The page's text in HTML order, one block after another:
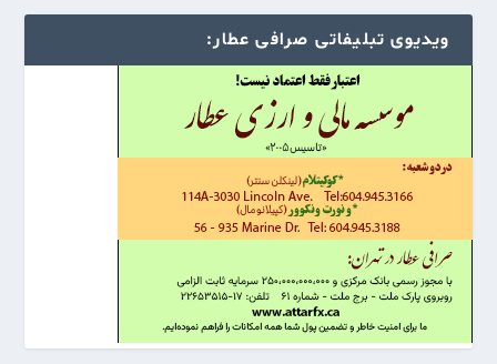
ویدیوی تبلیفاتی صرافی عطار: